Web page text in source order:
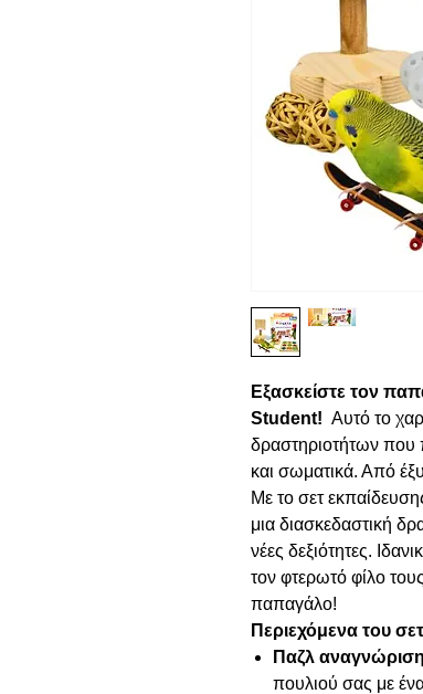
Εξασκείστε τον
Student! Αυτό το
δραστηριοτήτων που
και σωματικά. Από
Με το σετ
μια διασκεδαστική
νέες δεξιότητες.
τον φτερωτό φίλο
παπαγάλο!
Περιεχόμενα του σετ
Παζλ
πουλιού σας με